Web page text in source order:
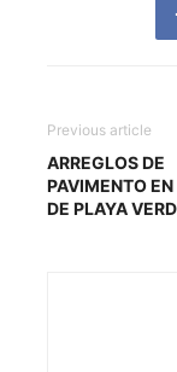
Previous article
ARREGLOS DE
PAVIMENTO EN
DE PLAYA